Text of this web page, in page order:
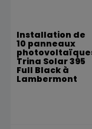
Installation de
10 panneaux
Trina Solar 395
Full Black à
Lambermont